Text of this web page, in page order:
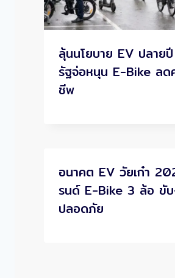
ลุ้นนโยบาย EV ปลาย
รัฐจ่อหนุน E-Bike ลด
ชีพ
อนาคต EV วัยเก๋า
รนด์ E-Bike 3 ล้อ ขับ
ปลอดภัย